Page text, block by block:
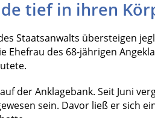
tief in ihren
Staatsanwalts übersteigen
Ehefrau des 68-jährigen
der Anklagebank. Seit Juni
sein. Davor ließ er sich
Erschreckend: